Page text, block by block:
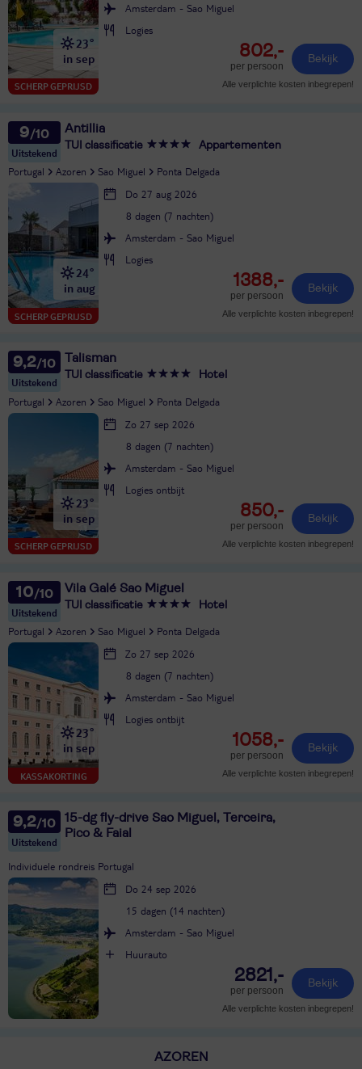
SCHERP GEPRIJSD
23°
in sep
Amsterdam - Sao Miguel
Logies
802,-
per persoon
Bekijk
Alle verplichte kosten inbegrepen!
9
Uitstekend
Antillia
TUI classificatie Appartementen
Portugal Azoren Sao Miguel Ponta Delgada
SCHERP GEPRIJSD
24°
in aug
Do 27 aug 2026
8 dagen (7 nachten)
Amsterdam - Sao Miguel
Logies
1388,-
per persoon
Bekijk
Alle verplichte kosten inbegrepen!
9,2
Uitstekend
Talisman
TUI classificatie Hotel
Portugal Azoren Sao Miguel Ponta Delgada
SCHERP GEPRIJSD
23°
in sep
Zo 27 sep 2026
8 dagen (7 nachten)
Amsterdam - Sao Miguel
Logies ontbijt
850,-
per persoon
Bekijk
Alle verplichte kosten inbegrepen!
10
Uitstekend
Vila Galé Sao Miguel
TUI classificatie Hotel
Portugal Azoren Sao Miguel Ponta Delgada
KASSAKORTING
23°
in sep
Zo 27 sep 2026
8 dagen (7 nachten)
Amsterdam - Sao Miguel
Logies ontbijt
1058,-
per persoon
Bekijk
Alle verplichte kosten inbegrepen!
9,2
Uitstekend
15-dg fly-drive Sao Miguel, Terceira,
Pico & Faial
Individuele rondreis Portugal
Do 24 sep 2026
15 dagen (14 nachten)
Amsterdam - Sao Miguel
Huurauto
2821,-
per persoon
Bekijk
Alle verplichte kosten inbegrepen!
AZOREN